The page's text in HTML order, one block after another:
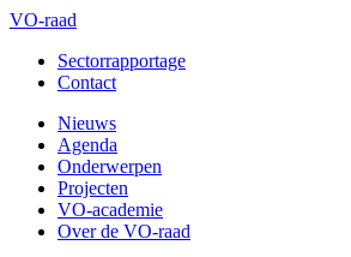
VO-raad
Sectorrapportage
Contact
Nieuws
Agenda
Onderwerpen
Projecten
VO-academie
Over de VO-raad